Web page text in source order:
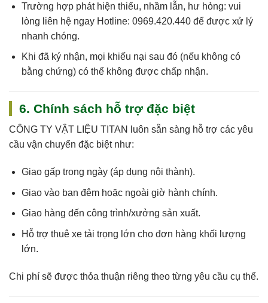
Trường hợp phát hiện thiếu, nhầm lẫn, hư hỏng: vui
lòng liên hệ ngay Hotline: 0969.420.440để được xử lý
nhanh chóng.
Khi đã ký nhận, mọi khiếu nại sau đó (nếu không có
bằng chứng) có thể không được chấp nhận.
6. Chính sách hỗ trợ đặc biệt
CÔNG TY VẬT LIỆU TITAN
luôn sẵn sàng hỗ trợ các yêu
cầu vận chuyển đặc biệt như:
Giao gấp trong ngày (áp dụng nội thành).
Giao vào ban đêm hoặc ngoài giờ hành chính.
Giao hàng đến công trình/xưởng sản xuất.
Hỗ trợ thuê xe tải trọng lớn cho đơn hàng khối lượng
lớn.
Chi phí sẽ được thỏa thuận riêng theo từng yêu cầu cụ thể.